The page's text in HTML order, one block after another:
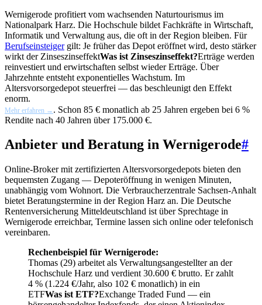
Wernigerode profitiert vom wachsenden Naturtourismus im
Nationalpark Harz. Die Hochschule bildet Fachkräfte in Wirtschaft,
Informatik und Verwaltung aus, die oft in der Region bleiben. Für
Berufseinsteigergilt: Je früher das Depot eröffnet wird, desto stärker
wirkt der ZinseszinseffektWas ist Zinseszinseffekt?Erträge werden
reinvestiert und erwirtschaften selbst wieder Erträge. Über
Jahrzehnte entsteht exponentielles Wachstum. Im
Altersvorsorgedepot steuerfrei — das beschleunigt den Effekt
enorm.
Mehr erfahren → . Schon 85 € monatlich ab 25 Jahren ergeben bei 6 %
Rendite nach 40 Jahren über 175.000 €.
Anbieter und Beratung in Wernigerode#
Online-Broker mit zertifizierten Altersvorsorgedepots bieten den
bequemsten Zugang — Depoteröffnung in wenigen Minuten,
unabhängig vom Wohnort. Die Verbraucherzentrale Sachsen-Anhalt
bietet Beratungstermine in der Region Harz an. Die Deutsche
Rentenversicherung Mitteldeutschland ist über Sprechtage in
Wernigerode erreichbar, Termine lassen sich online oder telefonisch
vereinbaren.
Rechenbeispiel für Wernigerode:
Thomas (29) arbeitet als Verwaltungsangestellter an der
Hochschule Harz und verdient 30.600 € brutto. Er zahlt
4 % (1.224 €/Jahr, also 102 € monatlich) in ein
ETFWas ist ETF?Exchange Traded Fund — ein